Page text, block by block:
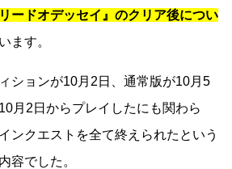
ードオデッセイ』のクリア後につい
ます。
ションが10月2日、通常版が10月5
月2日からプレイしたにも関わら
ンクエストを全て終えられたという
容でした。